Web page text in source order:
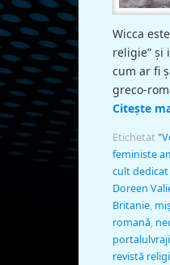
Wicca
religie” și
cum ar fi
greco-
Citește
Etichetat
feministe
cult
Doreen
Britanie,
romană,
revistă